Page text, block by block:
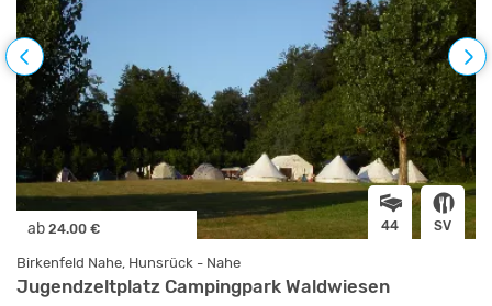
ab 24.00 € 44 SV
Birkenfeld Nahe, Hunsrück - Nahe
Jugendzeltplatz Campingpark Waldwiesen